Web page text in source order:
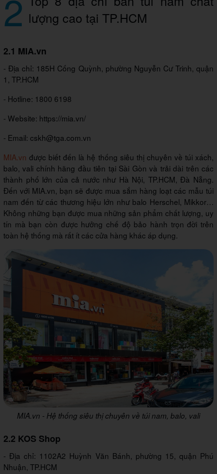
2 lượng cao tại TP.HCM
2.1 MIA.vn
- Địa chỉ: 185H Cống Quỳnh, phường Nguyễn Cư Trinh, quận
1, TP.HCM
- Hotline: 1800 6198
- Website: https://mia.vn/
- Email: cskh@tga.com.vn
MIA.vn được biết đến là hệ thống siêu thị chuyên về túi xách,
balo, vali chính hãng đầu tiên tại Sài Gòn và trải dài trên các
thành phố lớn của cả nước như Hà Nội, TP.HCM, Đà Nẵng.
Đến với MIA.vn, bạn sẽ được mua sắm hàng loạt các mẫu túi
nam đến từ các thương hiệu lớn như balo Herschel, Mikkor…
Không những bạn được mua những sản phẩm chất lượng, uy
tín mà bạn còn được hưởng chế độ bảo hành trọn đời trên
toàn hệ thống mà rất ít các cửa hàng khác áp dụng.
MIA.vn - Hệ thống siêu thị chuyên về túi nam, balo, vali
2.2 KOS Shop
- Địa chỉ: 1102A2 Huỳnh Văn Bánh, phường 15, quận Phú
Nhuận, TP.HCM